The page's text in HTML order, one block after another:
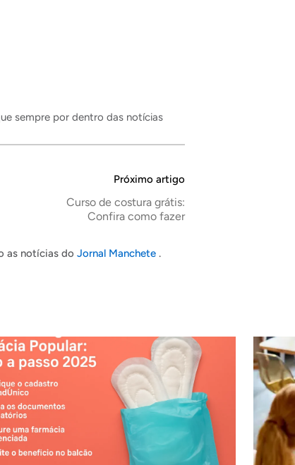
sempre por dentro das notícias
Próximo artigo
Curso de costura grátis:
Confira como fazer
as notícias do Jornal Manchete .